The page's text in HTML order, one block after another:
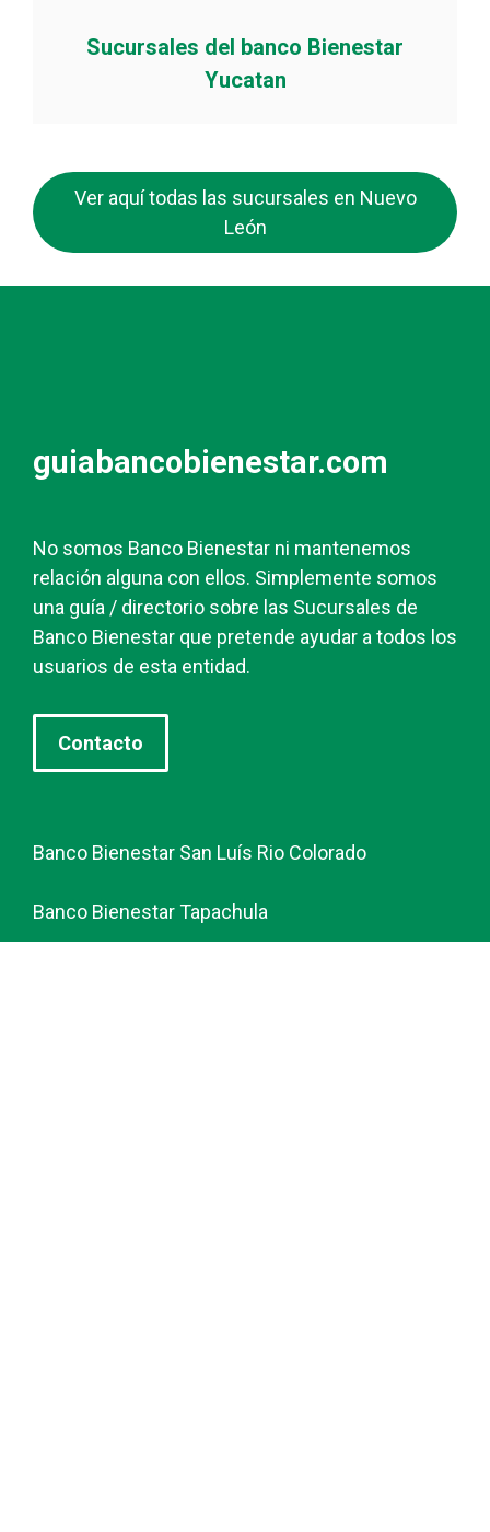
Sucursales del banco Bienestar
Yucatan
Ver aquí todas las sucursales en Nuevo
León
guiabancobienestar.com
No somos Banco Bienestar ni mantenemos
relación alguna con ellos. Simplemente somos
una guía / directorio sobre las Sucursales de
Banco Bienestar que pretende ayudar a todos los
usuarios de esta entidad.
Contacto
Banco Bienestar San Luís Rio Colorado
Banco Bienestar Tapachula